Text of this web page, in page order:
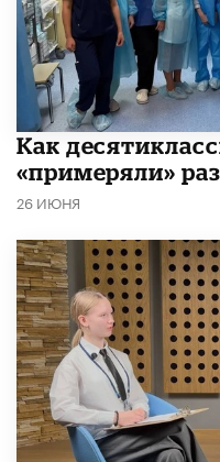
Как
«примеряли»
26 ИЮНЯ